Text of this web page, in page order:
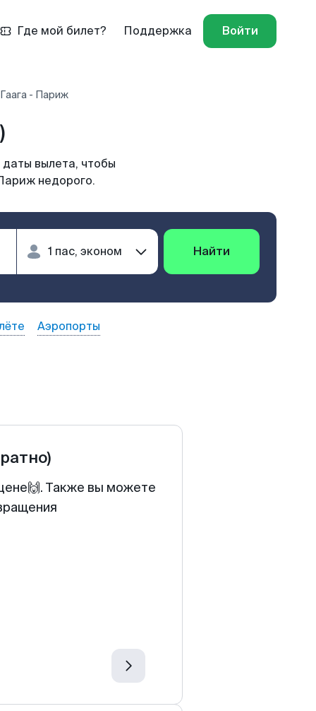
Где мой билет? Поддержка Войти
- Париж
вылета, чтобы
недорого.
Найти
Аэропорты
Также вы можете